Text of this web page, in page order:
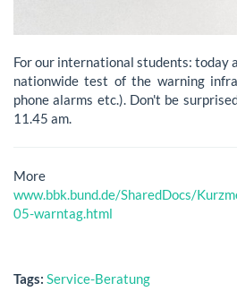
For our international students: today
nationwide test of the warning
phone alarms etc.). Don't be
11.45 am.
More
www.bbk.bund.de/SharedDocs/
05-warntag.html
Tags: Service-Beratung